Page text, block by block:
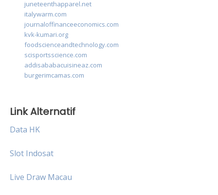
juneteenthapparel.net
italywarm.com
journaloffinanceeconomics.com
kvk-kumari.org
foodscienceandtechnology.com
scisportsscience.com
addisababacuisineaz.com
burgerimcamas.com
Link Alternatif
Data HK
Slot Indosat
Live Draw Macau